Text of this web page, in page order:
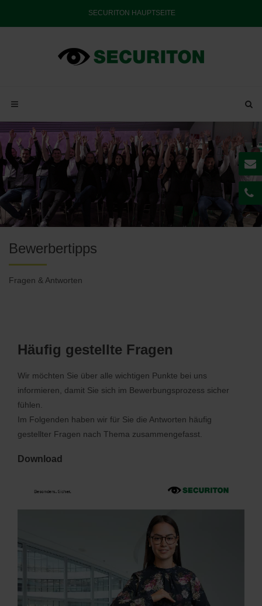
SECURITON HAUPTSEITE
Bewerbertipps
Fragen & Antworten
Häufig gestellte Fragen
Wir möchten Sie über alle wichtigen Punkte bei uns
informieren, damit Sie sich im Bewerbungsprozess sicher
fühlen.
Im Folgenden haben wir für Sie die Antworten häufig
gestellter Fragen nach Thema zusammengefasst.
Download